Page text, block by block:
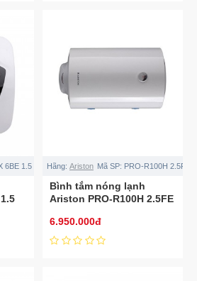
6BE 1.5 FE Hãng: Ariston Mã SP: PRO-R100H 2.5FE
Bình tắm nóng lạnh
Ariston PRO-R100H 2.5FE
6.950.000đ